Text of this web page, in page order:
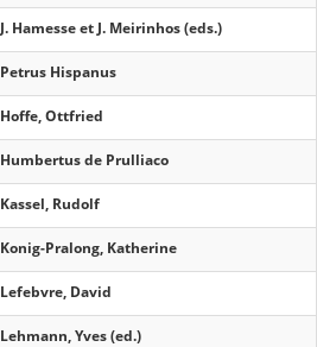
J. Hamesse et J. Meirinhos (eds.)
Petrus Hispanus
Hoffe, Ottfried
Humbertus de Prulliaco
Kassel, Rudolf
Konig-Pralong, Katherine
Lefebvre, David
Lehmann, Yves (ed.)